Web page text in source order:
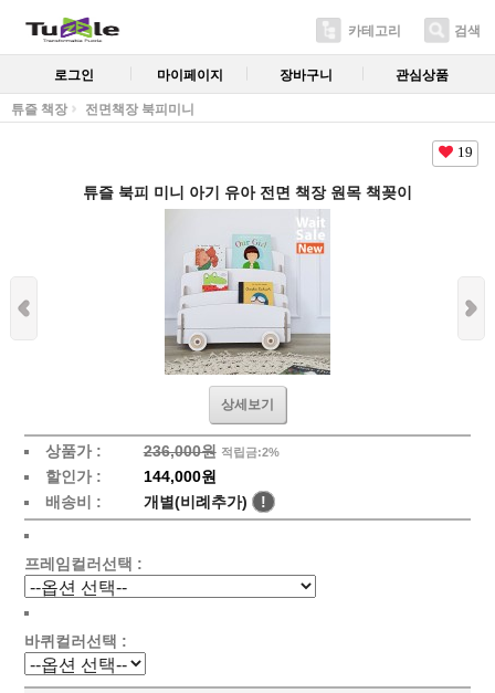
카테고리 검색
로그인 마이페이지 장바구니 관심상품
튜즐 책장 전면책장 북피미니
19
튜즐 북피 미니 아기 유아 전면 책장 원목 책꽂이
상세보기
상품가 : 236,000원 적립금:2%
할인가 :
144,000원
배송비 :
개별(비례추가) !
프레임컬러선택 :
바퀴컬러선택 :